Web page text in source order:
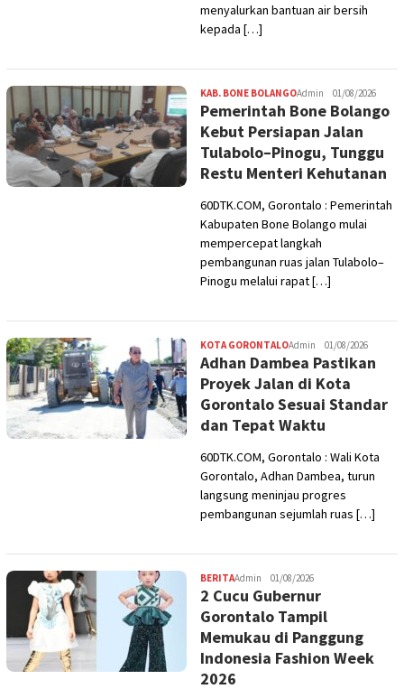
menyalurkan bantuan air bersih
kepada […]
KAB. BONE BOLANGOAdmin 01/08/2026
Pemerintah Bone Bolango
Kebut Persiapan Jalan
Tulabolo–Pinogu, Tunggu
Restu Menteri Kehutanan
60DTK.COM, Gorontalo : Pemerintah
Kabupaten Bone Bolango mulai
mempercepat langkah
pembangunan ruas jalan Tulabolo–
Pinogu melalui rapat […]
KOTA GORONTALOAdmin 01/08/2026
Adhan Dambea Pastikan
Proyek Jalan di Kota
Gorontalo Sesuai Standar
dan Tepat Waktu
60DTK.COM, Gorontalo : Wali Kota
Gorontalo, Adhan Dambea, turun
langsung meninjau progres
pembangunan sejumlah ruas […]
BERITAAdmin 01/08/2026
2 Cucu Gubernur
Gorontalo Tampil
Memukau di Panggung
Indonesia Fashion Week
2026